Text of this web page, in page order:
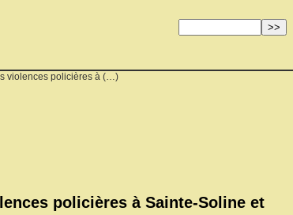
violences policières à (…)
policières à Sainte-Soline et